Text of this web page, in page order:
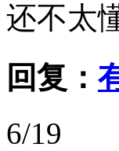
还不太
回复：
6/19